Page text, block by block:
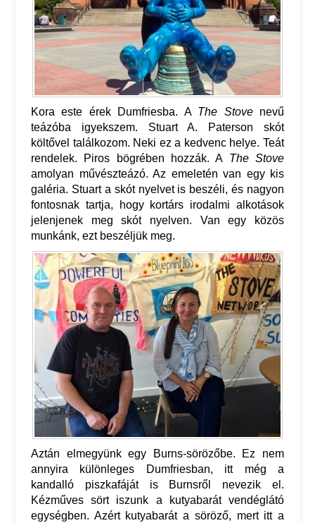
Kora este érek Dumfriesba. A The Stovenevű
teázóba igyekszem. Stuart A. Paterson skót
költővel találkozom. Neki ez a kedvenc helye. Teát
rendelek. Piros bögrében hozzák. A The Stove
amolyan művészteázó. Az emeletén van egy kis
galéria. Stuart a skót nyelvet is beszéli, és nagyon
fontosnak tartja, hogy kortárs irodalmi alkotások
jelenjenek meg skót nyelven. Van egy közös
munkánk, ezt beszéljük meg.
Aztán elmegyünk egy Burns-sörözőbe. Ez nem
annyira különleges Dumfriesban, itt még a
kandalló piszkafáját is Burnsről nevezik el.
Kézműves sört iszunk a kutyabarát vendéglátó
egységben. Azért kutyabarát a söröző, mert itt a